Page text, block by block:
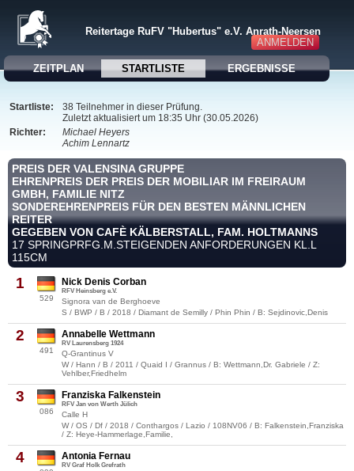
ANMELDEN
Reitertage RuFV "Hubertus" e.V. Anrath-Neersen
ZEITPLAN STARTLISTE ERGEBNISSE
Startliste:
38 Teilnehmer in dieser Prüfung.
Zuletzt aktualisiert um 18:35 Uhr (30.05.2026)
Richter:
Michael Heyers
Achim Lennartz
PREIS DER VALENSINA GRUPPE
EHRENPREIS DER PREIS DER MOBILIAR IM FREIRAUM
GMBH, FAMILIE NITZ
SONDEREHRENPREIS FÜR DEN BESTEN MÄNNLICHEN
REITER
GEGEBEN VON CAFÈ KÄLBERSTALL, FAM. HOLTMANNS
17 SPRINGPRFG.M.STEIGENDEN ANFORDERUNGEN KL.L
115CM
1
529
Nick Denis Corban
RFV Heinsberg e.V.
Signora van de Berghoeve
S / BWP / B / 2018 / Diamant de Semilly / Phin Phin / B: Sejdinovic,Denis
2
491
Annabelle Wettmann
RV Laurensberg 1924
Q-Grantinus V
W / Hann / B / 2011 / Quaid I / Grannus / B: Wettmann,Dr. Gabriele / Z:
Vehlber,Friedhelm
3
086
Franziska Falkenstein
RFV Jan von Werth Jülich
Calle H
W / OS / Df / 2018 / Conthargos / Lazio / 108NV06 / B: Falkenstein,Franziska
/ Z: Heye-Hammerlage,Familie,
4 Antonia Fernau
RV Graf Holk Grefrath